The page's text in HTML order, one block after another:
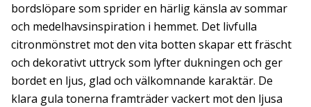
bordslöpare som sprider en härlig känsla av sommar
och medelhavsinspiration i hemmet. Det livfulla
citronmönstret mot den vita botten skapar ett fräscht
och dekorativt uttryck som lyfter dukningen och ger
bordet en ljus, glad och välkomnande karaktär. De
klara gula tonerna framträder vackert mot den ljusa